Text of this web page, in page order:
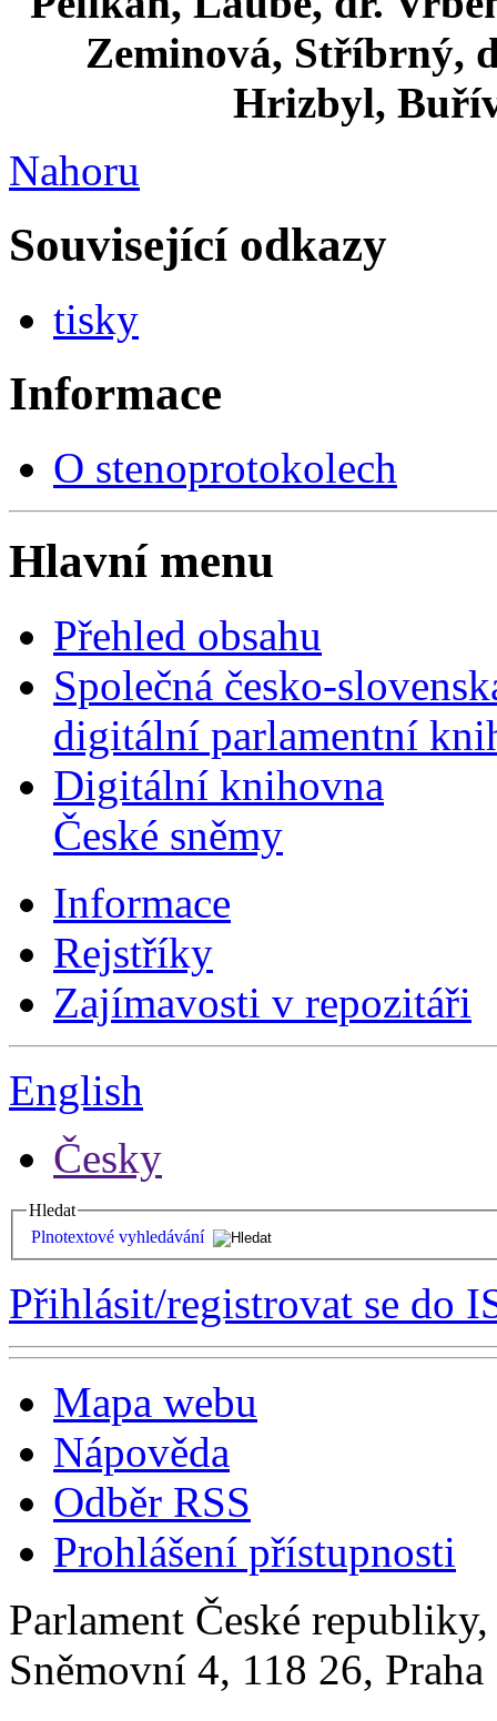
Zeminová, Stříbrný,
Hrizbyl,
Nahoru
Související odkazy
tisky
Informace
O stenoprotokolech
Hlavní menu
Přehled obsahu
Společná česko-
digitální parlamentní
Digitální knihovna
České sněmy
Informace
Rejstříky
Zajímavosti v repozitáři
English
Česky
Hledat
Plnotextové vyhledávání
Přihlásit/registrovat se do
Mapa webu
Nápověda
Odběr RSS
Prohlášení přístupnosti
Parlament České
Sněmovní 4, 118 26,